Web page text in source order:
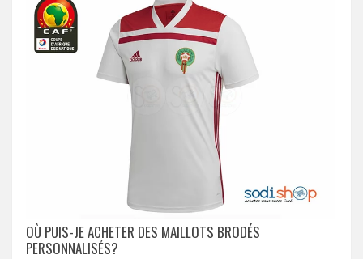
OÙ PUIS-JE ACHETER DES MAILLOTS BRODÉS
PERSONNALISÉS?